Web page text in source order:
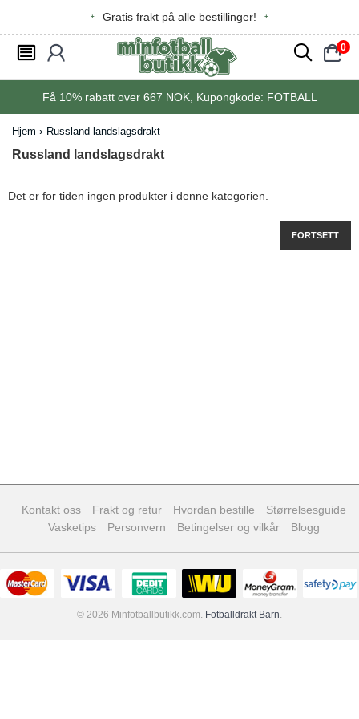
Gratis frakt på alle bestillinger!
󰂩 󰃳 󰂨 0
󰃠
Få 10%rabatt over 667 NOK, Kupongkode: FOTBALL
Hjem Russland landslagsdrakt
Russland landslagsdrakt
Det er for tiden ingen produkter i denne kategorien.
FORTSETT
Kontakt oss Frakt og retur Hvordan bestille
Størrelsesguide
Vasketips
Personvern Betingelser og vilkår Blogg
© 2026 Minfotballbutikk.com. Fotballdrakt Barn.